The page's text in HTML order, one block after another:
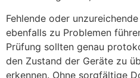
Fehlende oder
ebenfalls zu Problemen
Prüfung sollten genau
den Zustand der Geräte zu
erkennen. Ohne sorgfältige